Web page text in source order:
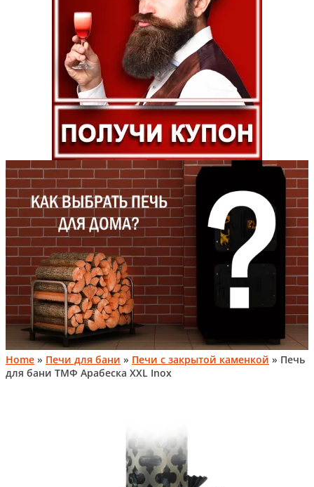
Home » Печи для бани » Печи с закрытой каменкой » Печь
для бани ТМФ Арабеска XXL Inox